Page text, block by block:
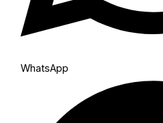
WhatsApp